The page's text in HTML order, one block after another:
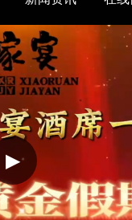
▶